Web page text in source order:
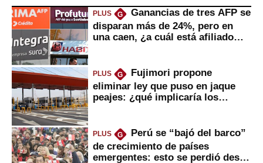
PLUS G
Ganancias de tres AFP se
disparan más de 24%, pero en
una caen, ¿a cuál está afiliado
PLUS G
Fujimori propone
eliminar ley que puso en jaque
peajes: ¿qué implicaría los
PLUS G
Perú se “bajó del barco”
de crecimiento de países
emergentes: esto se perdió desde